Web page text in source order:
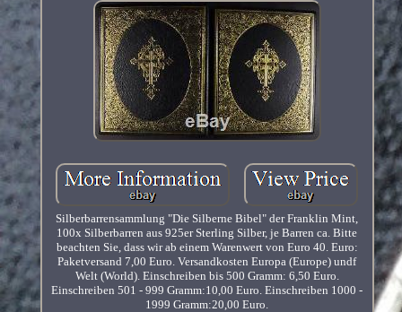
Silberbarrensammlung "Die Silberne Bibel" der Franklin Mint,
100x Silberbarren aus 925er Sterling Silber, je Barren ca. Bitte
beachten Sie, dass wir ab einem Warenwert von Euro 40. Euro:
Paketversand 7,00 Euro. Versandkosten Europa (Europe) undf
Welt (World). Einschreiben bis 500 Gramm: 6,50 Euro.
Einschreiben 501 - 999 Gramm:10,00 Euro. Einschreiben 1000 -
1999 Gramm:20,00 Euro.